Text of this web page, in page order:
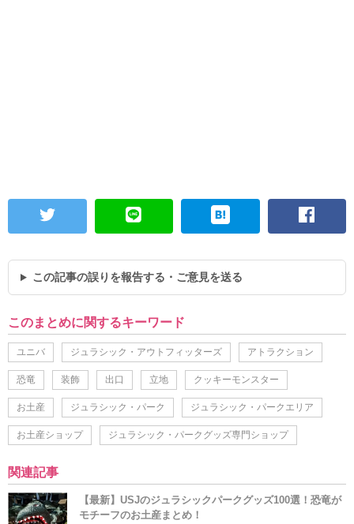
この記事の誤りを報告する・ご意見を送る
このまとめに関するキーワード
ユニバ ジュラシック・アウトフィッターズ アトラクション
恐竜 装飾 出口 立地 クッキーモンスター
お土産 ジュラシック・パーク ジュラシック・パークエリア
お土産ショップ ジュラシック・パークグッズ専門ショップ
関連記事
【最新】USJのジュラシックパークグッズ100選！恐竜が
モチーフのお土産まとめ！